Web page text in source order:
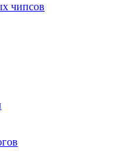
чипсов